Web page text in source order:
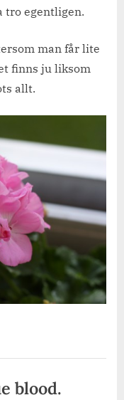
tro egentligen.
man får lite
finns ju liksom
allt.
blood.